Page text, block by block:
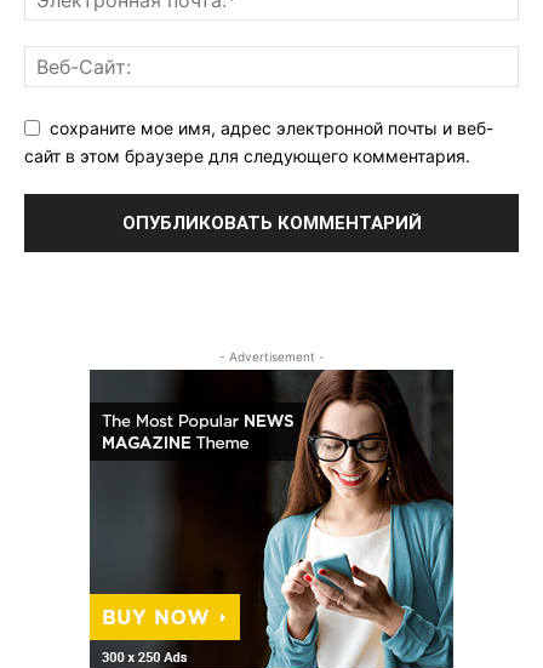
сохраните мое имя, адрес электронной почты и веб-
сайт в этом браузере для следующего комментария.
- Advertisement -